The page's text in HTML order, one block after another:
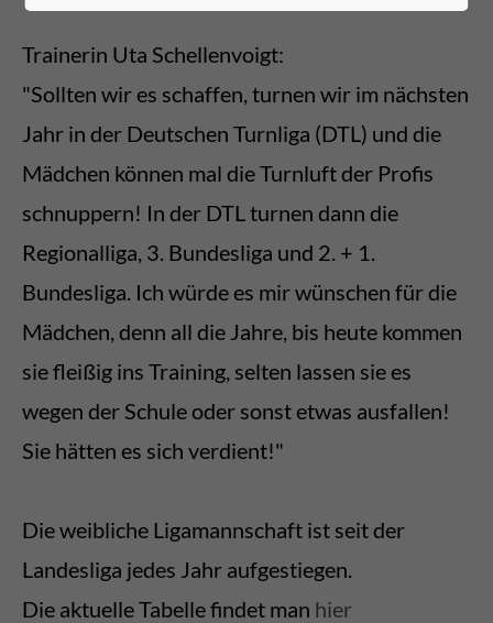
Trainerin Uta Schellenvoigt:
"Sollten wir es schaffen, turnen wir im nächsten
Jahr in der Deutschen Turnliga (DTL) und die
Mädchen können mal die Turnluft der Profis
schnuppern! In der DTL turnen dann die
Regionalliga, 3. Bundesliga und 2. + 1.
Bundesliga. Ich würde es mir wünschen für die
Mädchen, denn all die Jahre, bis heute kommen
sie fleißig ins Training, selten lassen sie es
wegen der Schule oder sonst etwas ausfallen!
Sie hätten es sich verdient!"
Die weibliche Ligamannschaft ist seit der
Landesliga jedes Jahr aufgestiegen.
Die aktuelle Tabelle findet man hier